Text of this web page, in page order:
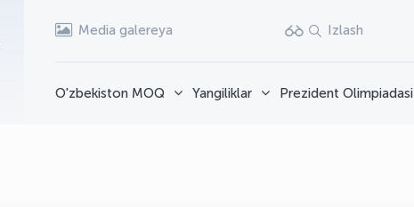
Media galereya Izlash
O'zbekiston MOQ Yangiliklar Prezident Olimpiadasi